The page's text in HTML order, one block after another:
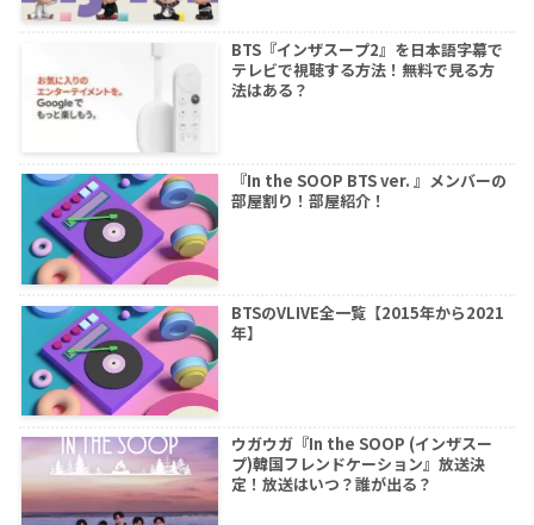
BTS『インザスープ2』を日本語字幕で
テレビで視聴する方法！無料で見る方
法はある？
『In the SOOP BTS ver. 』メンバーの
部屋割り！部屋紹介！
BTSのVLIVE全一覧【2015年から2021
年】
ウガウガ『In the SOOP (インザスー
プ)韓国フレンドケーション』放送決
定！放送はいつ？誰が出る？